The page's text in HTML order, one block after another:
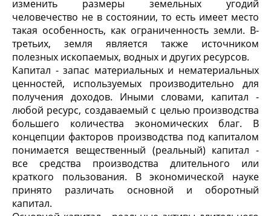
изменить размеры земельных угодий
человечество не в состоянии, то есть имеет место
такая особенность, как ограниченность земли. В-
третьих, земля является также источником
полезных ископаемых, водных и других ресурсов.
Капитал - запас материальных и нематериальных
ценностей, используемых производительно для
получения доходов. Иными словами, капитал -
любой ресурс, создаваемый с целью производства
большего количества экономических благ. В
концепции факторов производства под капиталом
понимается вещественный (реальный) капитал -
все средства производства длительного или
краткого пользования. В экономической науке
принято различать основной и оборотный
капитал.